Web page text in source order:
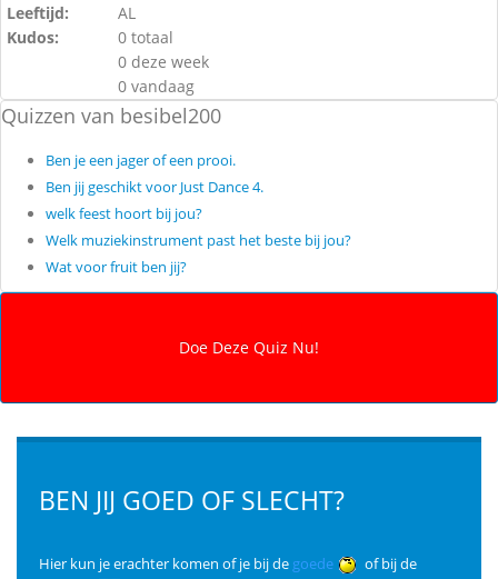
Leeftijd:
AL
Kudos:
0 totaal
0 deze week
0 vandaag
Quizzen van besibel200
Ben je een jager of een prooi.
Ben jij geschikt voor Just Dance 4.
welk feest hoort bij jou?
Welk muziekinstrument past het beste bij jou?
Wat voor fruit ben jij?
BEN JIJ GOED OF SLECHT?
Hier kun je erachter komen of je bij de goede
of bij de